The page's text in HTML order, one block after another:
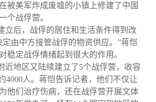
被美军炸成废墟的小镇上修建了中国
个战俘营。
立后，战俘的居住和生活条件得到改
定由中方接管战俘的物资供应。”蒋恺
稳定战俘情绪起到很大的作用。
近地区又陆续建立了5个战俘营，收容
4000人。蒋恺告诉记者，他们不仅让
他们治疗伤病，还在战俘营开展文体